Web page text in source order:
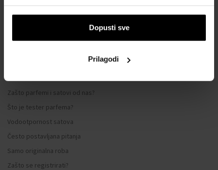
Dopusti sve
Prilagodi
Sustav vjernosti
Zašto parfemi i satovi od nas?
Što je tester parfema?
Vodootpornost satova
Često postavljana pitanja
Samo originalna roba
Zašto se registrirati?